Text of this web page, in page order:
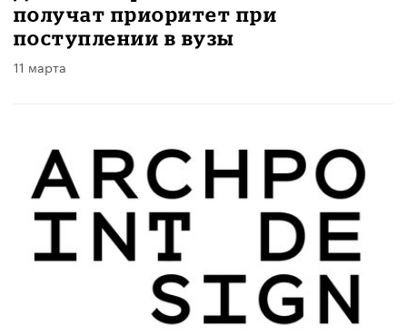
получат приоритет при
поступлении в вузы
11 марта